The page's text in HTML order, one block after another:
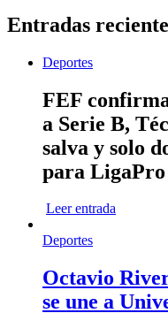
Entradas
Deportes
FEF
a Serie B,
salva y solo
para LigaPro
Leer entrada
Deportes
Octavio
se une a